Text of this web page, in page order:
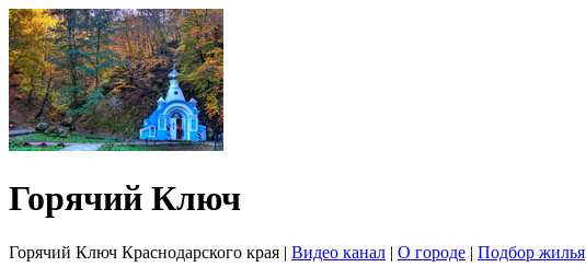
Горячий Ключ
Горячий Ключ Краснодарского края | Видео канал | О городе | Подбор жилья